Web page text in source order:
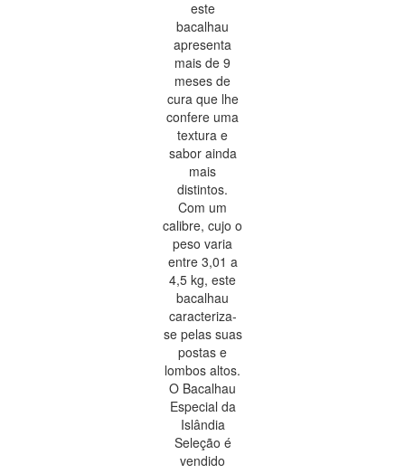
este
bacalhau
apresenta
mais de 9
meses de
cura que lhe
confere uma
textura e
sabor ainda
mais
distintos.
Com um
calibre, cujo o
peso varia
entre 3,01 a
4,5 kg, este
bacalhau
caracteriza-
se pelas suas
postas e
lombos altos.
O Bacalhau
Especial da
Islândia
Seleção é
vendido